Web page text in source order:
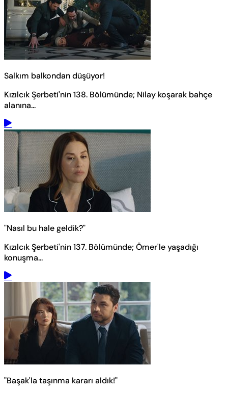
Salkım balkondan düşüyor!
Kızılcık Şerbeti'nin 138. Bölümünde; Nilay koşarak bahçe
alanına...
"Nasıl bu hale geldik?"
Kızılcık Şerbeti'nin 137. Bölümünde; Ömer'le yaşadığı
konuşma...
"Başak'la taşınma kararı aldık!"